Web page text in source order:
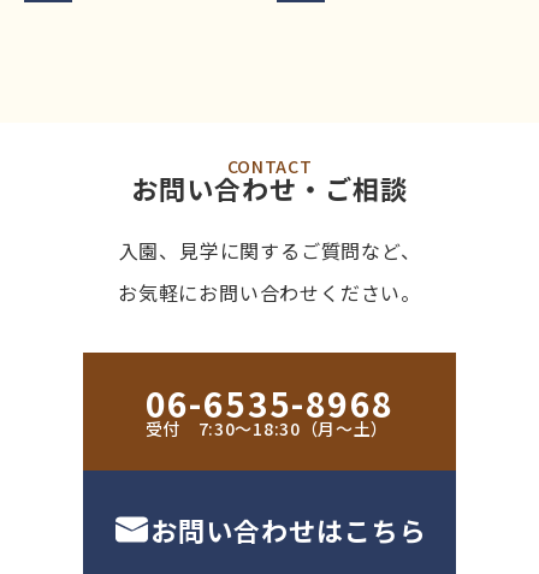
CONTACT
お問い合わせ・ご相談
入園、見学に関するご質問など、
お気軽にお問い合わせください。
06-6535-8968
受付 7:30〜18:30（月〜土）
お問い合わせはこちら